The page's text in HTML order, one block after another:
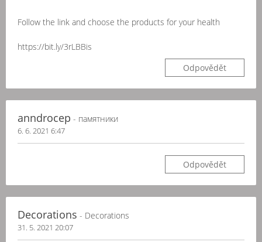
Follow the link and choose the products for your health
https://bit.ly/3rLBBis
Odpovědět
anndrocep - памятники
6. 6. 2021 6:47
Odpovědět
Decorations - Decorations
31. 5. 2021 20:07